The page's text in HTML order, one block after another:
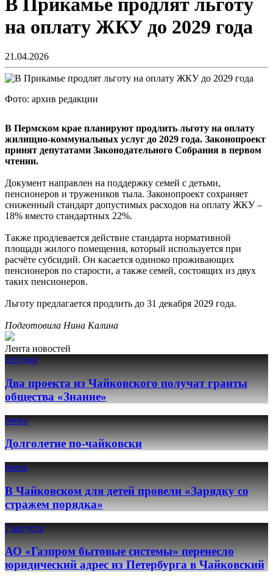
на оплату ЖКУ до 2029 года
21.04.2026
Фото: архив редакции
В Пермском крае планируют продлить льготу на оплату
жилищно-коммунальных услуг до 2029 года. Законопроект
принят депутатами Законодательного Собрания в первом
чтении.
Документ направлен на поддержку семей с детьми,
пенсионеров и тружеников тыла. Законопроект сохраняет
сниженный стандарт допустимых расходов на оплату ЖКУ –
18% вместо стандартных 22%.
Также продлевается действие стандарта нормативной
площади жилого помещения, который используется при
расчёте субсидий. Он касается одиноко проживающих
пенсионеров по старости, а также семей, состоящих из двух
таких пенсионеров.
Льготу предлагается продлить до 31 декабря 2029 года.
Подготовила Нина Калина
Лента новостей
сегодня
Два проекта из Чайковского получат гранты
общества «Знание»
вчера
Долголетие по-чайковски
вчера
В Чайковском для детей провели «Зарядку со
стражем порядка»
7 августа
АО «Газпром бытовые системы» перенесло
юридический адрес из Петербурга в Чайковский